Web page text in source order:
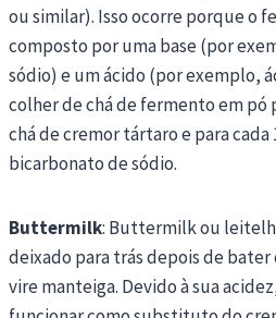
ou similar). Isso ocorre porque o
composto por uma base (por
sódio) e um ácido (por exemplo,
colher de chá de fermento em pó
chá de cremor tártaro e para cada
bicarbonato de sódio.
Buttermilk: Buttermilk ou
deixado para trás depois de
vire manteiga. Devido à sua